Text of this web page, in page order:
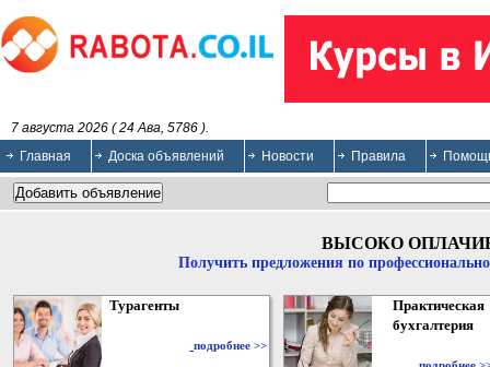
7 августа 2026 ( 24 Ава, 5786 ).
Главная
Доска объявлений Новости Правила
ВЫСОКО
Получить предложения по
Турагенты
подробнее >>
Практическая
бухгалтерия